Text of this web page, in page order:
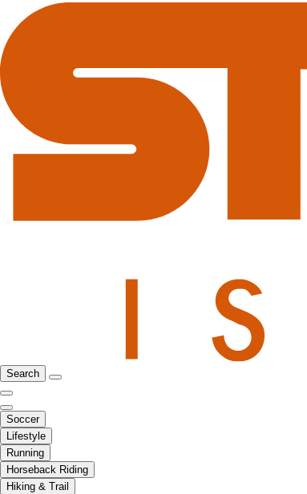
Search
Soccer
Lifestyle
Running
Horseback Riding
Hiking & Trail